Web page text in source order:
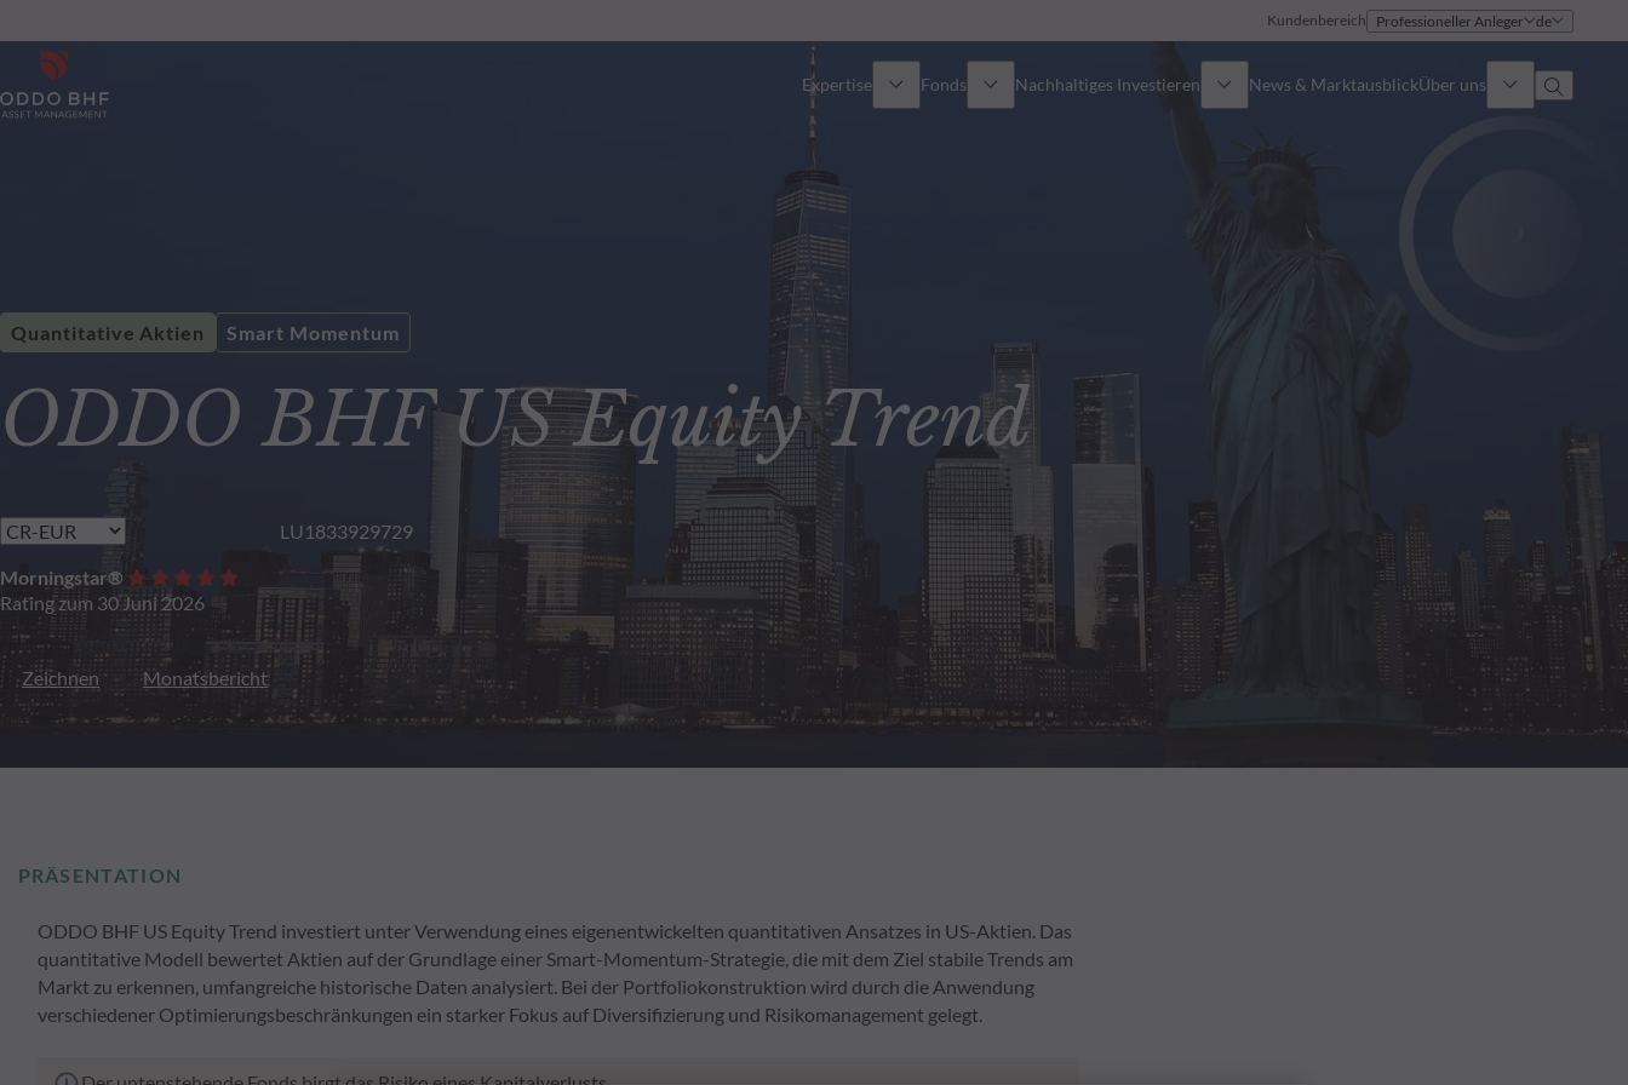
Kundenbereich Professioneller Anleger de
Expertise
Aktien
Renten
Multi-Asset
Private Assets
Fonds
Fondsauswahl
Partner-Publikumsfonds
Spezial-Investmentfonds
Wie kann ich Fonds zeichnen?
Nachhaltiges Investieren News & MarktausblickÜber uns
ODDO BHF US Equity Trend
Quantitative Aktien Smart Momentum
LU1833929729
Morningstar®
Rating zum 30 Juni 2026
Zeichnen Monatsbericht
PRÄSENTATION
ODDO BHF US Equity Trend investiert unter Verwendung eines eigenentwickelten quantitativen Ansatzes in US-Aktien. Das
quantitative Modell bewertet Aktien auf der Grundlage einer Smart-Momentum-Strategie, die mit dem Ziel stabile Trends am
Markt zu erkennen, umfangreiche historische Daten analysiert. Bei der Portfoliokonstruktion wird durch die Anwendung
verschiedener Optimierungsbeschränkungen ein starker Fokus auf Diversifizierung und Risikomanagement gelegt.